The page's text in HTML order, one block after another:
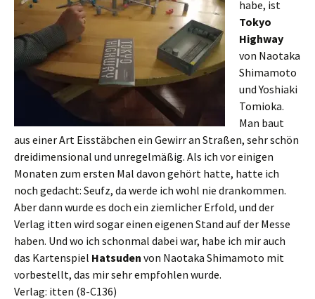
habe, ist
Tokyo
Highway
von Naotaka
Shimamoto
und Yoshiaki
Tomioka.
Man baut
aus einer Art Eisstäbchen ein Gewirr an Straßen, sehr schön
dreidimensional und unregelmäßig. Als ich vor einigen
Monaten zum ersten Mal davon gehört hatte, hatte ich
noch gedacht: Seufz, da werde ich wohl nie drankommen.
Aber dann wurde es doch ein ziemlicher Erfold, und der
Verlag itten wird sogar einen eigenen Stand auf der Messe
haben. Und wo ich schonmal dabei war, habe ich mir auch
das Kartenspiel Hatsuden von Naotaka Shimamoto mit
vorbestellt, das mir sehr empfohlen wurde.
Verlag: itten (8-C136)